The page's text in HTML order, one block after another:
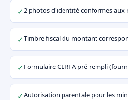
✓2 photos d'identité conformes aux
✓Timbre fiscal du montant
✓ Formulaire CERFA pré-rempli
✓Autorisation parentale pour les